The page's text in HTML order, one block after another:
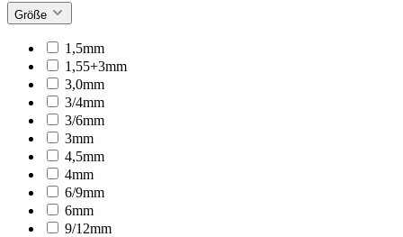
Größe
1,5mm
1,55+3mm
3,0mm
3/4mm
3/6mm
3mm
4,5mm
4mm
6/9mm
6mm
9/12mm